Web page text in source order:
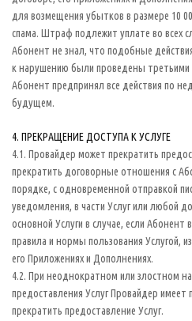
для возмещения убытков в размере 10
спама. Штраф подлежит уплате во всех
Абонент не знал, что подобные
к нарушению были проведены третьими
Абонент предпринял все действия по
будущем.
4. ПРЕКРАЩЕНИЕ ДОСТУПА К УСЛУГЕ
4.1. Провайдер может прекратить
прекратить договорные отношения с
порядке, с одновременной отправкой
уведомления, в части Услуг или любой
основной Услуги в случае, если
правила и нормы пользования Услугой,
его Приложениях и Дополнениях.
4.2. При неоднократном или злостном
предоставления Услуг Провайдер имеет
прекратить предоставление Услуг.